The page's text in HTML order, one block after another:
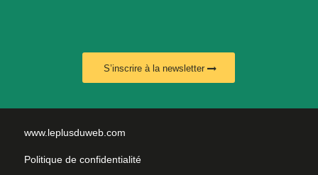
S’inscrire à la newsletter
www.leplusduweb.com
Politique de confidentialité